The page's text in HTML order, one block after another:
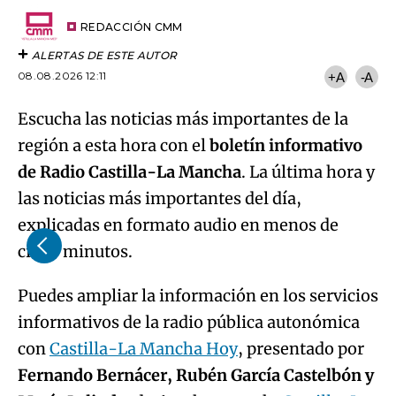
REDACCIÓN CMM
ALERTAS DE ESTE AUTOR
08.08.2026 12:11
+A -A
Escucha las noticias más importantes de la
región a esta hora con elboletín informativo
de Radio Castilla-La Mancha. La última hora y
las noticias más importantes del día,
explicadas en formato audio en menos de
cinco minutos.
Puedes ampliar la información en los servicios
informativos de la radio pública autonómica
conCastilla-La Mancha Hoy, presentado por
Fernando Bernácer, Rubén García Castelbón y